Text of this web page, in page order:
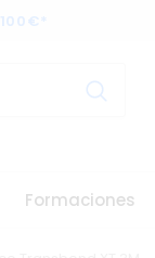
Formaciones